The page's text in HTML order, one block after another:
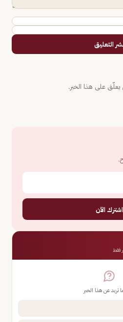
التعليق
على هذا الخبر.
اشترك الآن
فقط
تريد عن هذا الخبر